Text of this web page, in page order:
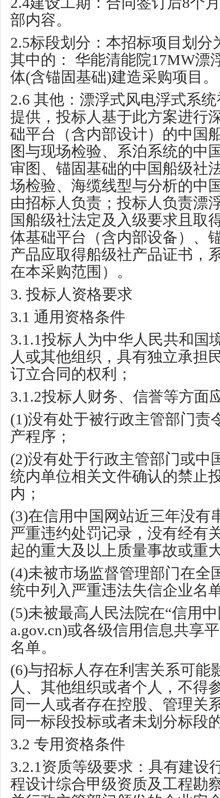
部内容。
2.5标段划分：本招标项目划分
其中的： 华能清能院17MW漂
体(含锚固基础)建造采购项目。
2.6 其他：漂浮式风电浮式系
提供，投标人基于此方案进行
础平台（含内部设计）的中国
图与现场检验、系泊系统的中
审图、锚固基础的中国船级社
场检验、海缆线型与分析的中
由招标人负责；投标人负责漂
国船级社法定及入级要求且取
体基础平台（含内部设备）、
产品应取得船级社产品证书，
在本采购范围）。
3. 投标人资格要求
3.1 通用资格条件
3.1.1投标人为中华人民共和国
人或其他组织，具有独立承担
订立合同的权利；
3.1.2投标人财务、信誉等方面
(1)没有处于被行政主管部门责
产程序；
(2)没有处于行政主管部门或中
统内单位相关文件确认的禁止
内；
(3)在信用中国网站近三年没有
严重违约处罚记录，没有经有
起的重大及以上质量事故或重
(4)未被市场监督管理部门在全
统中列入严重违法失信企业名
(5)未被最高人民法院在“信用
a.gov.cn)或各级信用信息共享
名单。
(6)与招标人存在利害关系可能
人、其他组织或者个人，不得
同一人或者存在控股、管理关
同一标段投标或者未划分标段
3.2 专用资格条件
3.2.1资质等级要求：具有建设
程设计综合甲级资质及工程勘